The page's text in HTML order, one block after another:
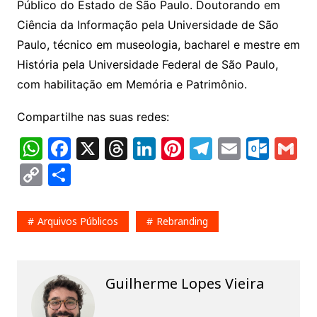
Público do Estado de São Paulo. Doutorando em
Ciência da Informação pela Universidade de São
Paulo, técnico em museologia, bacharel e mestre em
História pela Universidade Federal de São Paulo,
com habilitação em Memória e Patrimônio.
Compartilhe nas suas redes:
W
h
at
s
A
p
F
a
c
e
b
o
k
X T
a
d
Li
e
dI
Pi
e
st
T
gr
a
E O G
C
p
n
k
S
ar
Arquivos Públicos Rebranding
Guilherme Lopes Vieira